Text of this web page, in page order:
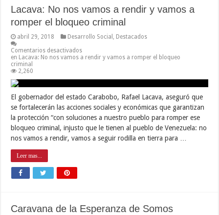
Lacava: No nos vamos a rendir y vamos a
romper el bloqueo criminal
abril 29, 2018 Desarrollo Social
Destacados
Comentarios desactivados
en Lacava: No nos vamos a rendir y vamos a romper el bloqueo
criminal
2,260
El gobernador del estado Carabobo, Rafael Lacava, aseguró que
se fortalecerán las acciones sociales y económicas que garantizan
la protección “con soluciones a nuestro pueblo para romper ese
bloqueo criminal, injusto que le tienen al pueblo de Venezuela: no
nos vamos a rendir, vamos a seguir rodilla en tierra para …
Leer mas...
Caravana de la Esperanza de Somos